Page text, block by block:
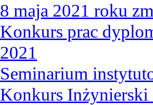
8 maja 2021 roku
Konkurs prac
2021
Seminarium
Konkurs